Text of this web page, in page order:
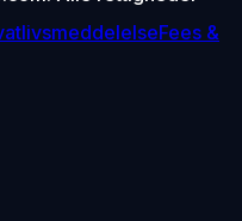
Fees &